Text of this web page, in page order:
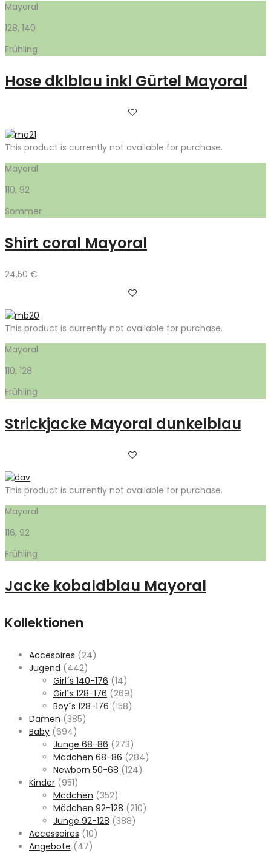
Mayoral
128, 140
Frühling
Hose dklblau inkl Gürtel Mayoral
This product is currently not available for purchase.
Mayoral
110, 92
Sommer
Shirt coral Mayoral
24,50 €
This product is currently not available for purchase.
Mayoral
110, 128
Frühling
Strickjacke Mayoral dunkelblau
This product is currently not available for purchase.
Mayoral
116, 92
Frühling
Jacke kobaldblau Mayoral
Kollektionen
Accesoires (24)
Jugend (442)
Girl´s 140-176 (14)
Girl´s 128-176 (269)
Boy´s 128-176 (158)
Damen (385)
Baby (694)
Junge 68-86 (273)
Mädchen 68-86 (284)
Newborn 50-68 (124)
Kinder (951)
Mädchen (352)
Mädchen 92-128 (210)
Junge 92-128 (388)
Accessoires (10)
Angebote (47)